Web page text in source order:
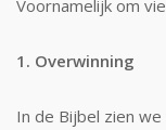
Voornamelijk om
1. Overwinning
In de Bijbel zien